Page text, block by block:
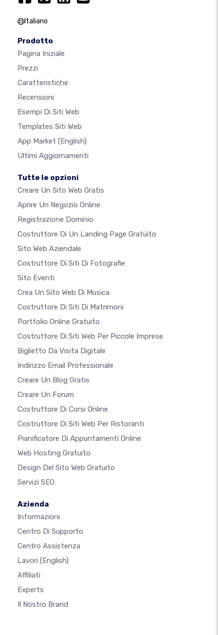
Italiano
Prodotto
Pagina Iniziale
Prezzi
Caratteristiche
Recensioni
Esempi Di Siti Web
Templates Siti Web
App Market (English)
Ultimi Aggiornamenti
Tutte le opzioni
Creare Un Sito Web Gratis
Aprire Un Negozio Online
Registrazione Dominio
Costruttore Di Un Landing Page Gratuito
Sito Web Aziendale
Costruttore Di Siti Di Fotografie
Sito Eventi
Crea Un Sito Web Di Musica
Costruttore Di Siti Di Matrimoni
Portfolio Online Gratuito
Costruttore Di Siti Web Per Piccole Imprese
Biglietto Da Visita Digitale
Indirizzo Email Professionale
Creare Un Blog Gratis
Creare Un Forum
Costruttore Di Corsi Online
Costruttore Di Siti Web Per Ristoranti
Pianificatore Di Appuntamenti Online
Web Hosting Gratuito
Design Del Sito Web Gratuito
Servizi SEO
Azienda
Informazioni
Centro Di Supporto
Centro Assistenza
Lavori (English)
Affiliati
Experts
Il Nostro Brand